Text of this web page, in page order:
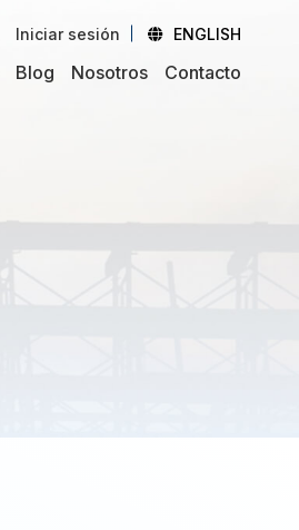
Iniciar sesión ENGLISH
Blog Nosotros Contacto